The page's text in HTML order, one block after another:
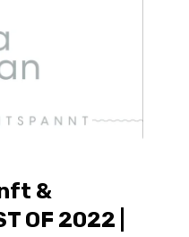
&
OF 2022 |